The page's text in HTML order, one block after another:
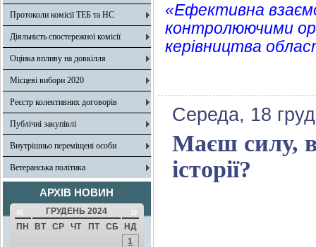
Протоколи комісії ТЕБ та НС
Діяльність спостережної комісії
Оцінка впливу на довкілля
Місцеві вибори 2020
Реєстр колективних договорів
Публічні закупівлі
Внутрішньо переміщені особи
Ветеранська політика
АРХІВ НОВИН
« ГРУДЕНЬ 2024 »
ПН ВТ СР ЧТ ПТ СБ
НД
1
«Ефективна
контролюючими
керівництва
Середа, 18
Маєш силу,
історії?